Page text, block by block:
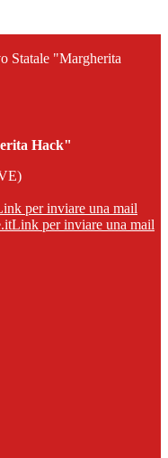
Statale "Margherita
Hack"
per inviare una mail
Link per inviare una mail